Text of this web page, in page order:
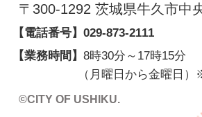
〒300-1292 茨城県牛久市中
【電話番号】 029-873-2111
【業務時間】 8時30分～17時15分
（月曜日から金曜日
©CITY OF USHIKU.